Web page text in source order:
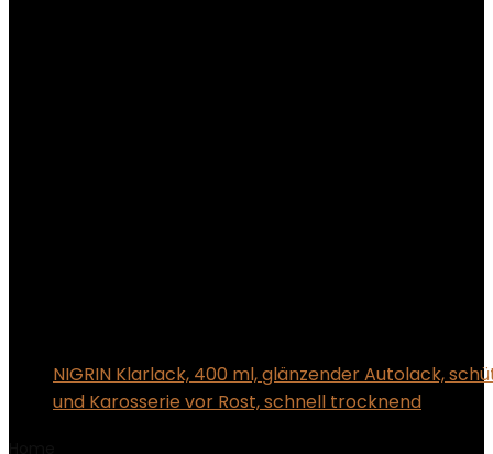
NIGRIN Klarlack, 400 ml, glänzender Autolack,
und Karosserie vor Rost, schnell trocknend